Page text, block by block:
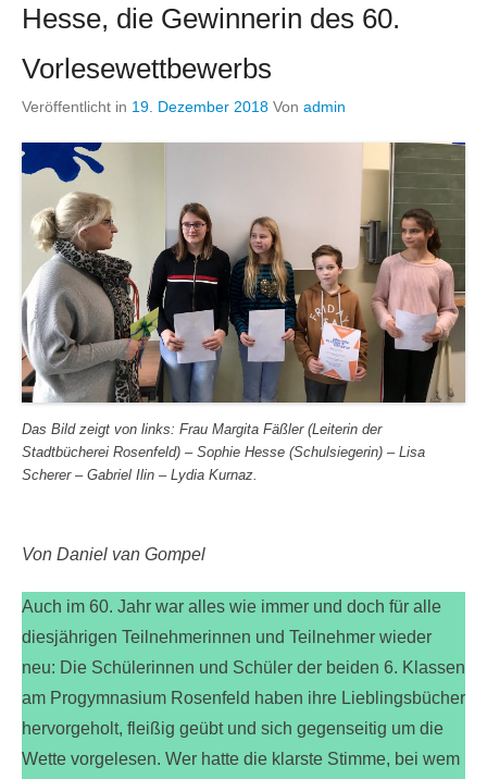
Hesse, die Gewinnerin des 60.
Vorlesewettbewerbs
Veröffentlicht in 19. Dezember 2018 Von admin
Das Bild zeigt von links: Frau Margita Fäßler (Leiterin der
Stadtbücherei Rosenfeld) – Sophie Hesse (Schulsiegerin) – Lisa
Scherer – Gabriel Ilin – Lydia Kurnaz.
Von Daniel van Gompel
Auch im 60. Jahr war alles wie immer und doch für alle
diesjährigen Teilnehmerinnen und Teilnehmer wieder
neu: Die Schülerinnen und Schüler der beiden 6. Klassen
am Progymnasium Rosenfeld haben ihre Lieblingsbücher
hervorgeholt, fleißig geübt und sich gegenseitig um die
Wette vorgelesen. Wer hatte die klarste Stimme, bei wem